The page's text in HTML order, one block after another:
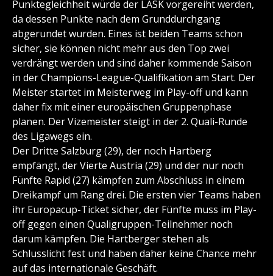
Punktegleichheit würde der LASK vorgereiht werden,
da dessen Punkte nach dem Grunddurchgang
abgerundet wurden. Eines ist beiden Teams schon
sicher, sie können nicht mehr aus den Top zwei
verdrängt werden und sind daher kommende Saison
in der Champions-League-Qualifikation am Start. Der
Meister startet im Meisterweg im Play-off und kann
daher fix mit einer europäischen Gruppenphase
planen. Der Vizemeister steigt in der 2. Quali-Runde
des Ligawegs ein.
Der Dritte Salzburg (29), der noch Hartberg
empfängt, der Vierte Austria (29) und der nur noch
Fünfte Rapid (27) kämpfen zum Abschluss in einem
Dreikampf um Rang drei. Die ersten vier Teams haben
ihr Europacup-Ticket sicher, der Fünfte muss im Play-
off gegen einen Qualigruppen-Teilnehmer noch
darum kämpfen. Die Hartberger stehen als
Schlusslicht fest und haben daher keine Chance mehr
auf das internationale Geschäft.